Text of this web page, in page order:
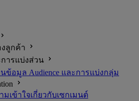
ลูกค้า
ารแบ่งส่วน
ข้อมูล Audience และการแบ่งกลุ่ม
มเข้าใจเกี่ยวกับเซกเมนต์